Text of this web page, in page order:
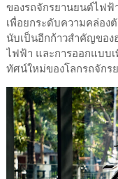
ของรถจักรยานยนต์ไฟ
เพื่อยกระดับความคล่อง
นับเป็นอีกก้าวสำคัญขอ
ไฟฟ้า และการออกแบบ
ทัศน์ใหม่ของโลกรถจัก